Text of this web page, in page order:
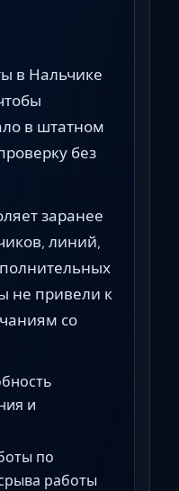
в Нальчике
в штатном
без
заранее
линий,
не привели к
со
и
по
работы